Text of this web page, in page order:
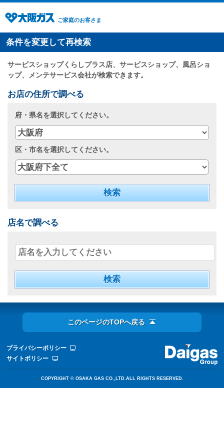
ご家庭のお客さま
条件を変更して再検索
サービスショップくらしプラス店、サービスショップ、風呂ショ
ップ、メンテサービス会社が検索できます。
お店の住所で調べる
府・県名を選択してください。
区・市名を選択してください。
店名で調べる
このページのTOPへ戻る
プライバシーポリシー
サイトポリシー
COPYRIGHT © OSAKA GAS CO.,LTD.ALL RIGHTS RESERVED.